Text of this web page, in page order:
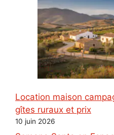
Location maison campagne Espagne : fincas,
gîtes ruraux et prix
10 juin 2026